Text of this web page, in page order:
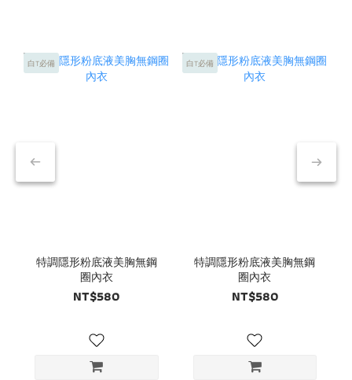
白T必備
特調隱形粉底液美胸無鋼
圈內衣
NT$580
白T必備
特調隱形粉底液美胸無鋼
圈內衣
NT$580